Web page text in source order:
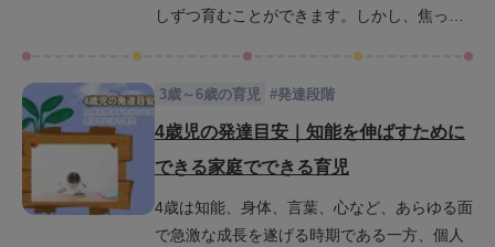
教え方のコツを解説します。今日から使える
しずつ育むことができます。しかし、焦って
親の関わり方が、この時期の学びを大きく左
右します。この記事では、4歳児の発達に合わ
せた勉強の始め方や取り組む順番、家庭でで
きる工夫、さらに親子で楽しく学ぶためのヒ
ントをご紹介します。習い事や日常の中で学
びを広げる方法も取り上げていますので、明
3歳～6歳の育児 #発達段階
4歳児の発達目安｜知能を伸ばすために
できる家庭でできる育児
4歳は知能、身体、言葉、心など、あらゆる面
で急激な成長を遂げる時期である一方、個人